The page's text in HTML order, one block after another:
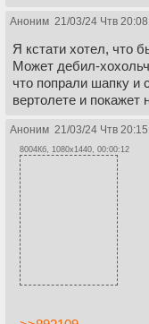
Аноним 21/03/24 Чтв
Я кстати хотел, что
Может дебил-
что попрали шапку и
вертолете и покажет
Аноним 21/03/24 Чтв
8004Кб, 1080x1440, 00:00:12